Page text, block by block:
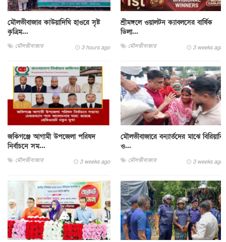
মৌলভীবাজার কাউয়াদিঘি হাওরে সৃষ্ট
কৃত্রিম...
মৌলভীবাজার 3 hours ago
শ্রীমঙ্গলে ওয়ালটন ক্যাবলসের বার্ষিক
ডিলা...
মৌলভীবাজার 3 weeks ago
জকিগঞ্জে আগামী উপজেলা পরিষদ
নির্বাচনে সম...
মৌলভীবাজার 3 weeks ago
মৌলভীবাজারে বন্যার্তদের মাঝে বিরিয়ানি
ও...
মৌলভীবাজার 3 weeks ago